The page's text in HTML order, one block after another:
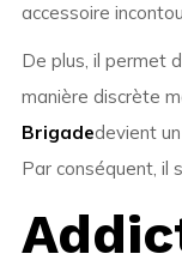
accessoire
De plus, il permet
manière discrète
Brigadedevient
Par conséquent, il